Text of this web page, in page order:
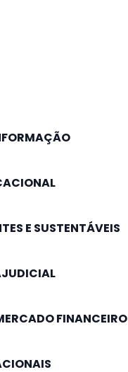
E SUSTENTÁVEIS
FINANCEIRO